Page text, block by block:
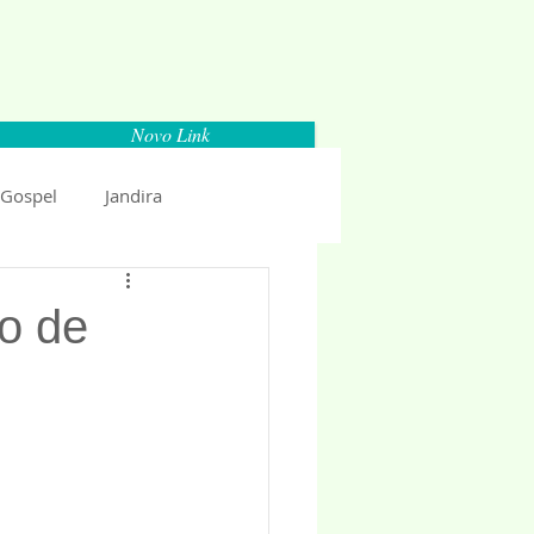
Novo Link
Jandira
Espaço Parlamentar
de